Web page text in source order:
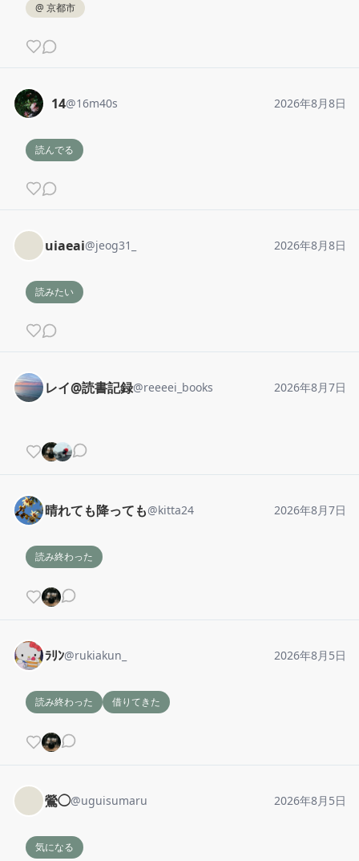
@ 京都市
︎ ︎ ︎14@16m40s 2026年8月8日
読んでる
uiaeai@jeog31_ 2026年8月8日
読みたい
レイ@読書記録@reeeei_books 2026年8月7日
晴れても降っても@kitta24 2026年8月7日
読み終わった
ﾗﾘﾝ@rukiakun_ 2026年8月5日
読み終わった 借りてきた
鶯◯@uguisumaru 2026年8月5日
気になる